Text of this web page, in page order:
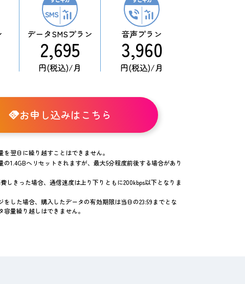
データSMSプラン
2,695
円(税込)/月
音声プラン
3,960
円(税込)/月
お申し込みはこちら
を翌日に繰り越すことはできません。
の1.4GBへリセットされますが、最大5分程度前後する場合があり
しきった場合、通信速度は上り下りともに200kbps以下となりま
をした場合、購入したデータの有効期限は当日の23:59までとな
容量繰り越しはできません。